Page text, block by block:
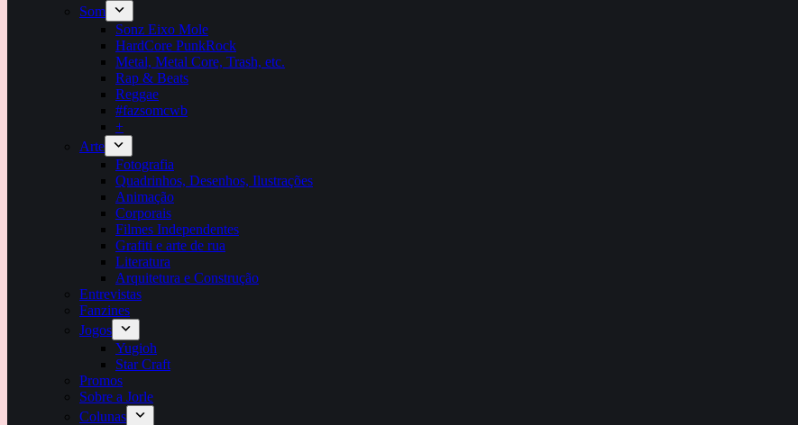
Som
Sonz Eixo Mole
HardCore PunkRock
Metal, Metal Core, Trash, etc.
Rap & Beats
Reggae
#fazsomcwb
+
Arte
Fotografia
Quadrinhos, Desenhos, Ilustrações
Animação
Corporais
Filmes Independentes
Grafiti e arte de rua
Literatura
Arquitetura e Construção
Entrevistas
Fanzines
Jogos
Yugioh
Star Craft
Promos
Sobre a Jorle
Colunas